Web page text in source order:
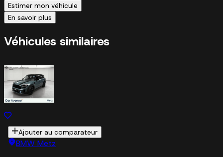
Estimer mon véhicule
En savoir plus
Véhicules similaires
Ajouter au comparateur
BMW Metz